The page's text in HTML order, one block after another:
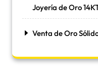
Joyería de Oro
Venta de Oro